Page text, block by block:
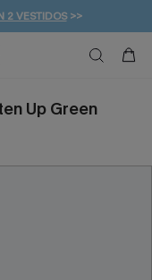
2 VESTIDOS>>
EXTRA!
49 € >>
Up Green